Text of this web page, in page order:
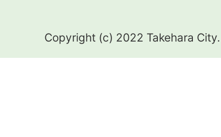
Copyright (c) 2022 Takehara